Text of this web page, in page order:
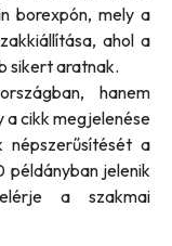
borexpón, mely a
ahol a
sikert aratnak.
hanem
a cikk megjelenése
népszerűsítését a
jelenik
a szakmai